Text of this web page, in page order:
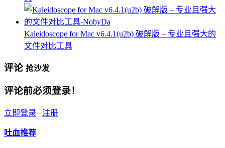
Kaleidoscope for Mac v6.4.1(u2b) 破解版 – 专业且强大的
文件对比工具
评论 抢沙发
评论前必须登录！
立即登录 注册
吐血推荐